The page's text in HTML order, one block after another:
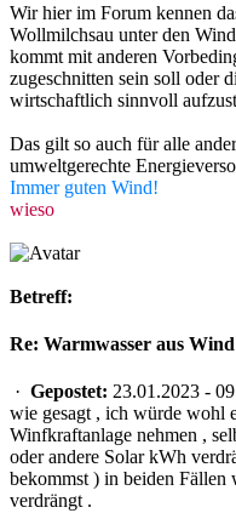
Wir hier im Forum kennen
Wollmilchsau unter den
kommt mit anderen
zugeschnitten sein soll oder
wirtschaftlich sinnvoll
Das gilt so auch für alle
umweltgerechte
Immer guten Wind!
wieso
Betreff:
Re: Warmwasser aus Wind
· Gepostet: 23.01.2023 -
wie gesagt , ich würde wohl
Winfkraftanlage nehmen ,
oder andere Solar kWh
bekommst ) in beiden Fällen
verdrängt .